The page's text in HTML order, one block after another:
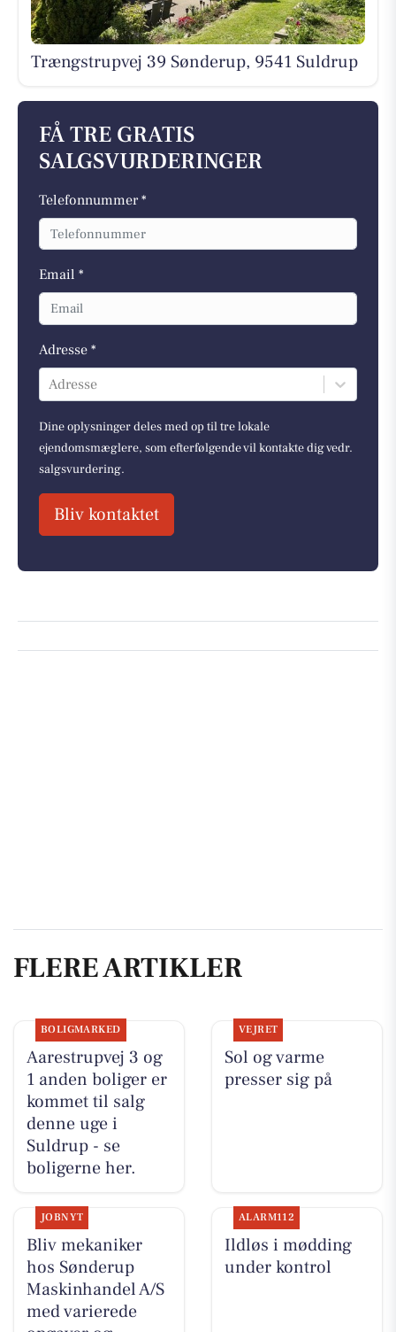
Trængstrupvej 39 Sønderup, 9541 Suldrup
FÅ TRE GRATIS
SALGSVURDERINGER
Telefonnummer *
Email *
Adresse *
Adresse
Dine oplysninger deles med op til tre lokale
ejendomsmæglere, som efterfølgende vil kontakte dig vedr.
salgsvurdering.
Bliv kontaktet
FLERE ARTIKLER
BOLIGMARKED
Aarestrupvej 3 og
1 anden boliger er
kommet til salg
denne uge i
Suldrup - se
boligerne her.
VEJRET
Sol og varme
presser sig på
JOBNYT
Bliv mekaniker
hos Sønderup
Maskinhandel A/S
med varierede
ALARM112
Ildløs i mødding
under kontrol